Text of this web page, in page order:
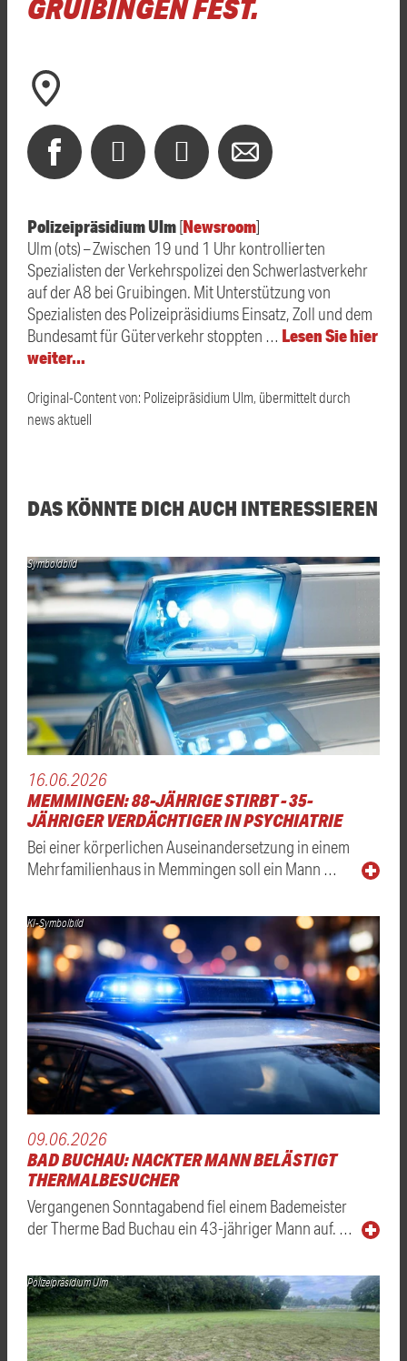
RUIBINGEN FEST.
Polizeipräsidium Ulm[Newsroom]
Ulm (ots) – Zwischen 19 und 1 Uhr kontrollierten
Spezialisten der Verkehrspolizei den Schwerlastverkehr
auf der A8 bei Gruibingen. Mit Unterstützung von
Spezialisten des Polizeipräsidiums Einsatz, Zoll und dem
Bundesamt für Güterverkehr stoppten … Lesen Sie hier
weiter…
Original-Content von: Polizeipräsidium Ulm, übermittelt durch
news aktuell
DAS KÖNNTE DICH AUCH INTERESSIEREN
Symboldbild
16.06.2026
MEMMINGEN: 88-JÄHRIGE STIRBT - 35-
JÄHRIGER VERDÄCHTIGER IN PSYCHIATRIE
Bei einer körperlichen Auseinandersetzung in einem
Mehrfamilienhaus in Memmingen soll ein Mann …
KI-Symbolbild
09.06.2026
BAD BUCHAU: NACKTER MANN BELÄSTIGT
THERMALBESUCHER
Vergangenen Sonntagabend fiel einem Bademeister
der Therme Bad Buchau ein 43-jähriger Mann auf. …
Polizeipräsidium Ulm